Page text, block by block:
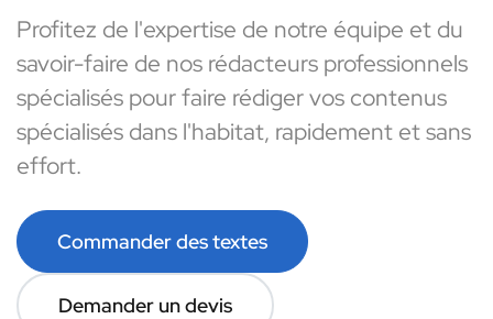
Profitez de l'expertise de notre équipe et du
savoir-faire de nos rédacteurs professionnels
spécialisés pour faire rédiger vos contenus
spécialisés dans l'habitat, rapidement et sans
effort.
Commander des textes
Demander un devis